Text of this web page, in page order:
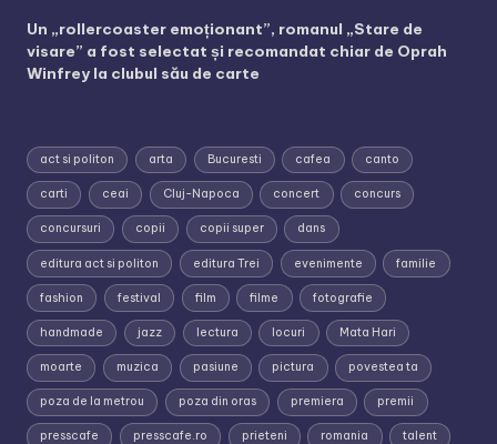
Un „rollercoaster emoționant”, romanul „Stare de
visare” a fost selectat și recomandat chiar de Oprah
Winfrey la clubul său de carte
act si politon arta Bucuresti cafea canto
carti ceai Cluj-Napoca concert concurs
concursuri copii copii super dans
editura act si politon editura Trei evenimente familie
fashion festival film filme fotografie
handmade jazz lectura locuri Mata Hari
moarte muzica pasiune pictura povestea ta
poza de la metrou poza din oras premiera premii
presscafe presscafe.ro prieteni romania talent